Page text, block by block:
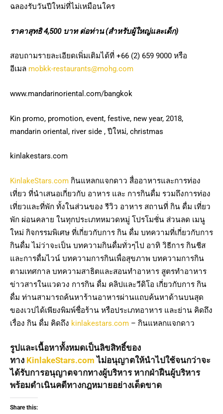
ฉลองรับวันปีใหม่ที่ไม่เหมือนใคร
ราคาสุทธิ 4,500 บาทต่อท่าน (สำหรับผู้ใหญ่และเด็ก)
สอบถามรายละเอียดเพิ่มเติมได้ที่ +66 (2) 659 9000 หรือ
อีเมล mobkk-restaurants@mohg.com
www.mandarinoriental.com/bangkok
Kin promo, promotion, event, festive, new year, 2018,
mandarin oriental, river side , ปีใหม่, christmas
kinlakestars.com
KinlakeStars.com กินแหลกแจกดาว สื่ออาหารและการท่อง
เที่ยว ที่นำเสนอเกี่ยวกับ อาหาร และ การกินดื่ม รวมถึงการท่อง
เที่ยวและที่พัก ทั้งในส่วนของ รีวิว อาหาร สถานที่ กิน ดื่ม เที่ยว
พัก ผ่อนคลาย ในทุกประเภทหมวดหมู่ โปรโมชั่น ส่วนลด เมนู
ใหม่ กิจกรรมพิเศษ ที่เกี่ยวกับการ กิน ดื่ม บทความที่เกี่ยวกับการ
กินดื่ม ไม่ว่าจะเป็น บทความกินดื่มทั่วๆไป อาทิ วิธีการ กินชีส
และการดื่มไวน์ บทความการกินเพื่อสุขภาพ บทความการกิน
ตามเทศกาล บทความสาธิตและสอนทำอาหาร สูตรทำอาหาร
ข่าวสารในแวดวง การกิน ดื่ม คลิปและวีดิโอ เกี่ยวกับการ กิน
ดื่ม ท่านสามารถค้นหาร้านอาหารผ่านแถบค้นหาด้านบนสุด
ของเวปได้เพียงพิมพ์ชื่อร้าน หรือประเภทอาหาร และย่าน คิดถึง
เรื่อง กิน ดื่ม คิดถึง kinlakestars.com – กินแหลกแจกดาว
รูปและเนื้อหาทั้งหมดเป็นลิขสิทธิ์ของ
ทาง KinlakeStars.com ไม่อนุญาตให้นำไปใช้จนกว่าจะ
ได้รับการอนุญาตจากทางผู้บริหาร หากฝ่าฝืนผู้บริหาร
พร้อมดำเนินคดีทางกฎหมายอย่างเด็ดขาด
Share this: